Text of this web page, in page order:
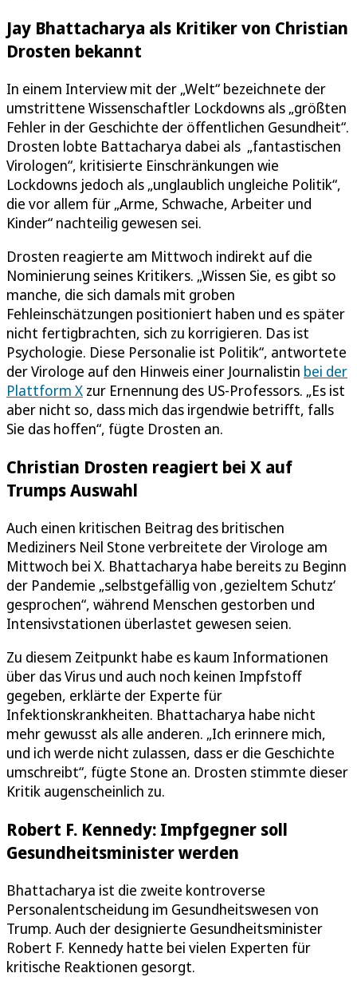
Jay Bhattacharya als Kritiker von Christian
Drosten bekannt
In einem Interview mit der „Welt“ bezeichnete der
umstrittene Wissenschaftler Lockdowns als „größten
Fehler in der Geschichte der öffentlichen Gesundheit“.
Drosten lobte Battacharya dabei als „fantastischen
Virologen“, kritisierte Einschränkungen wie
Lockdowns jedoch als „unglaublich ungleiche Politik“,
die vor allem für „Arme, Schwache, Arbeiter und
Kinder“ nachteilig gewesen sei.
Drosten reagierte am Mittwoch indirekt auf die
Nominierung seines Kritikers. „Wissen Sie, es gibt so
manche, die sich damals mit groben
Fehleinschätzungen positioniert haben und es später
nicht fertigbrachten, sich zu korrigieren. Das ist
Psychologie. Diese Personalie ist Politik“, antwortete
der Virologe auf den Hinweis einer Journalistin bei der
Plattform X zur Ernennung des US-Professors. „Es ist
aber nicht so, dass mich das irgendwie betrifft, falls
Sie das hoffen“, fügte Drosten an.
Christian Drosten reagiert bei X auf
Trumps Auswahl
Auch einen kritischen Beitrag des britischen
Mediziners Neil Stone verbreitete der Virologe am
Mittwoch bei X. Bhattacharya habe bereits zu Beginn
der Pandemie „selbstgefällig von ‚gezieltem Schutz‘
gesprochen“, während Menschen gestorben und
Intensivstationen überlastet gewesen seien.
Zu diesem Zeitpunkt habe es kaum Informationen
über das Virus und auch noch keinen Impfstoff
gegeben, erklärte der Experte für
Infektionskrankheiten. Bhattacharya habe nicht
mehr gewusst als alle anderen. „Ich erinnere mich,
und ich werde nicht zulassen, dass er die Geschichte
umschreibt“, fügte Stone an. Drosten stimmte dieser
Kritik augenscheinlich zu.
Robert F. Kennedy: Impfgegner soll
Gesundheitsminister werden
Bhattacharya ist die zweite kontroverse
Personalentscheidung im Gesundheitswesen von
Trump. Auch der designierte Gesundheitsminister
Robert F. Kennedy hatte bei vielen Experten für
kritische Reaktionen gesorgt.